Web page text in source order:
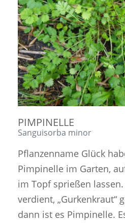
PIMPINELLE
Sanguisorba minor
Pflanzenname Glück
Pimpinelle im Garten,
im Topf sprießen
verdient, „Gurkenkraut“
dann ist es Pimpinelle.